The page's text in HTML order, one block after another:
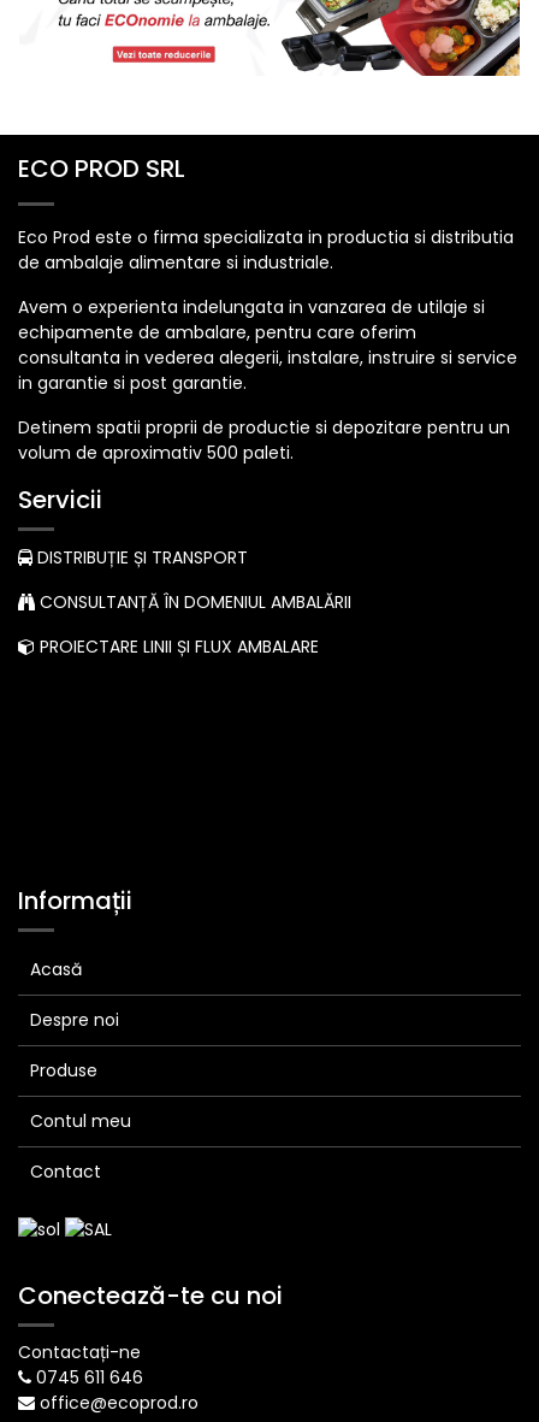
ECO PROD SRL
Eco Prod este o firma specializata in productia si distributia
de ambalaje alimentare si industriale.
Avem o experienta indelungata in vanzarea de utilaje si
echipamente de ambalare, pentru care oferim
consultanta in vederea alegerii, instalare, instruire si service
in garantie si post garantie.
Detinem spatii proprii de productie si depozitare pentru un
volum de aproximativ 500 paleti.
Servicii
DISTRIBUȚIE ȘI TRANSPORT
CONSULTANȚĂ ÎN DOMENIUL AMBALĂRII
PROIECTARE LINII ȘI FLUX AMBALARE
Informații
Acasă
Despre noi
Produse
Contul meu
Contact
Conectează-te cu noi
Contactați-ne
0745 611 646
office@ecoprod.ro